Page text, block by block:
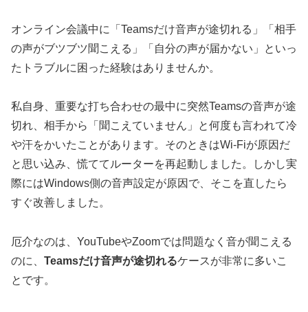
オンライン会議中に「Teamsだけ音声が途切れる」「相手
の声がブツブツ聞こえる」「自分の声が届かない」といっ
たトラブルに困った経験はありませんか。
私自身、重要な打ち合わせの最中に突然Teamsの音声が途
切れ、相手から「聞こえていません」と何度も言われて冷
や汗をかいたことがあります。そのときはWi-Fiが原因だ
と思い込み、慌ててルーターを再起動しました。しかし実
際にはWindows側の音声設定が原因で、そこを直したら
すぐ改善しました。
厄介なのは、YouTubeやZoomでは問題なく音が聞こえる
のに、 Teamsだけ音声が途切れるケースが非常に多いこ
とです。